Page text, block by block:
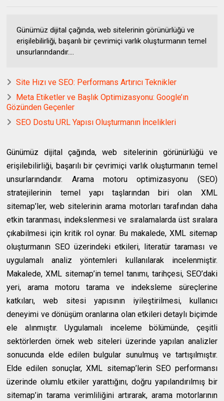
Günümüz dijital çağında, web sitelerinin görünürlüğü ve
erişilebilirliği, başarılı bir çevrimiçi varlık oluşturmanın temel
unsurlarındandır....
Site Hızı ve SEO: Performans Artırıcı Teknikler
Meta Etiketler ve Başlık Optimizasyonu: Google’ın
Gözünden Geçenler
SEO Dostu URL Yapısı Oluşturmanın İncelikleri
Günümüz dijital çağında, web sitelerinin görünürlüğü ve
erişilebilirliği, başarılı bir çevrimiçi varlık oluşturmanın temel
unsurlarındandır. Arama motoru optimizasyonu (SEO)
stratejilerinin temel yapı taşlarından biri olan XML
sitemap’ler, web sitelerinin arama motorları tarafından daha
etkin taranması, indekslenmesi ve sıralamalarda üst sıralara
çıkabilmesi için kritik rol oynar. Bu makalede, XML sitemap
oluşturmanın SEO üzerindeki etkileri, literatür taraması ve
uygulamalı analiz yöntemleri kullanılarak incelenmiştir.
Makalede, XML sitemap’in temel tanımı, tarihçesi, SEO’daki
yeri, arama motoru tarama ve indeksleme süreçlerine
katkıları, web sitesi yapısının iyileştirilmesi, kullanıcı
deneyimi ve dönüşüm oranlarına olan etkileri detaylı biçimde
ele alınmıştır. Uygulamalı inceleme bölümünde, çeşitli
sektörlerden örnek web siteleri üzerinde yapılan analizler
sonucunda elde edilen bulgular sunulmuş ve tartışılmıştır.
Elde edilen sonuçlar, XML sitemap’lerin SEO performansı
üzerinde olumlu etkiler yarattığını, doğru yapılandırılmış bir
sitemap’in tarama verimliliğini artırarak, arama motorlarının